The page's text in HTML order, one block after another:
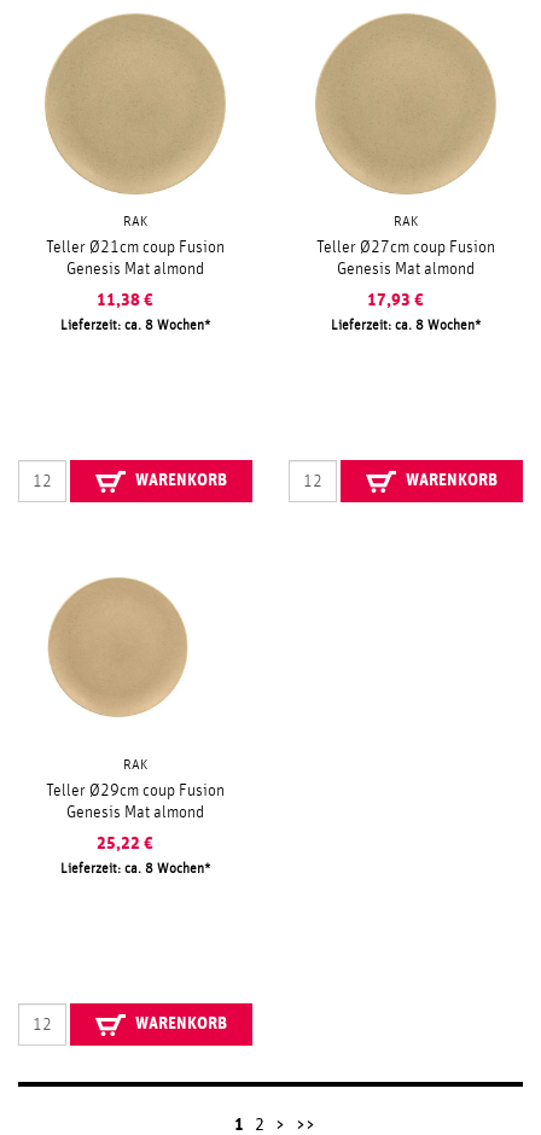
RAK
Teller Ø21cm coup Fusion
Genesis Mat almond
11,38 €
Lieferzeit: ca. 8 Wochen
WARENKORB
RAK
Teller Ø27cm coup Fusion
Genesis Mat almond
17,93 €
Lieferzeit: ca. 8 Wochen
WARENKORB
RAK
Teller Ø29cm coup Fusion
Genesis Mat almond
25,22 €
Lieferzeit: ca. 8 Wochen
WARENKORB
1 2 > >>